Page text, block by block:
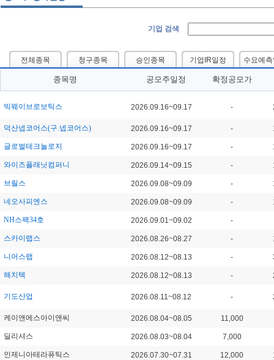
기업 검색
전체종목 청구종목 승인종목 기업IR일정 수요예
종목명 공모주일정 확정공모가
빅웨이브로보틱스 2026.09.16~09.17 -
덕산넵코어스(구.넵코어스) 2026.09.16~09.17 -
글로벌테크놀로지 2026.09.16~09.17 -
와이즈플래닛컴퍼니 2026.09.14~09.15 -
브릴스 2026.09.08~09.09 -
네오사피엔스 2026.09.08~09.09 -
NH스팩34호 2026.09.01~09.02 -
스카이랩스 2026.08.26~08.27 -
니어스랩 2026.08.12~08.13 -
해치텍 2026.08.12~08.13 -
기도산업 2026.08.11~08.12 -
케이앤에스아이앤씨 2026.08.04~08.05 11,000
딜리셔스 2026.08.03~08.04 7,000
인제니아테라퓨틱스 2026.07.30~07.31 12,000